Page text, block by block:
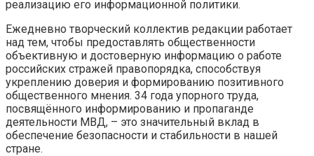
реализацию его информационной политики.
Ежедневно творческий коллектив редакции работает
над тем, чтобы предоставлять общественности
объективную и достоверную информацию о работе
российских стражей правопорядка, способствуя
укреплению доверия и формированию позитивного
общественного мнения. 34 года упорного труда,
посвящённого информированию и пропаганде
деятельности МВД, – это значительный вклад в
обеспечение безопасности и стабильности в нашей
стране.